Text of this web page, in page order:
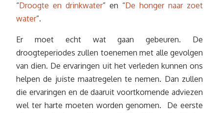
“Droogte en drinkwater” en “De honger naar zoet
water”.
Er moet echt wat gaan gebeuren. De
droogteperiodes zullen toenemen met alle gevolgen
van dien. De ervaringen uit het verleden kunnen ons
helpen de juiste maatregelen te nemen. Dan zullen
die ervaringen en de daaruit voortkomende adviezen
wel ter harte moeten worden genomen. De eerste